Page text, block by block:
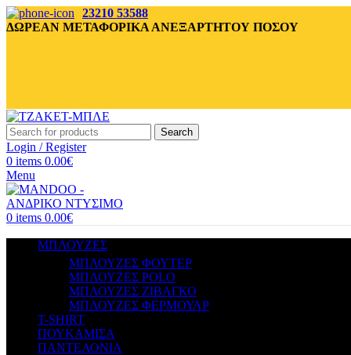
23210 53588
ΔΩΡΕΑΝ ΜΕΤΑΦΟΡΙΚΑ ΑΝΕΞΑΡΤΗΤΟΥ ΠΟΣΟΥ
Search
Login / Register
0 items 0.00€
Menu
0 items 0.00€
ΜΠΛΟΥΖΕΣ
ΜΠΛΟΥΖΕΣ ΦΟΥΤΕΡ
ΜΠΛΟΥΖΕΣ POLO
ΜΠΛΟΥΖΕΣ ΖΙΒΑΓΚΟ
ΜΠΛΟΥΖΕΣ ΦΕΡΜΟΥΑΡ
T-SHIRT
ΠΟΥΚΑΜΙΣΑ
ΠΑΝΤΕΛΟΝΙΑ